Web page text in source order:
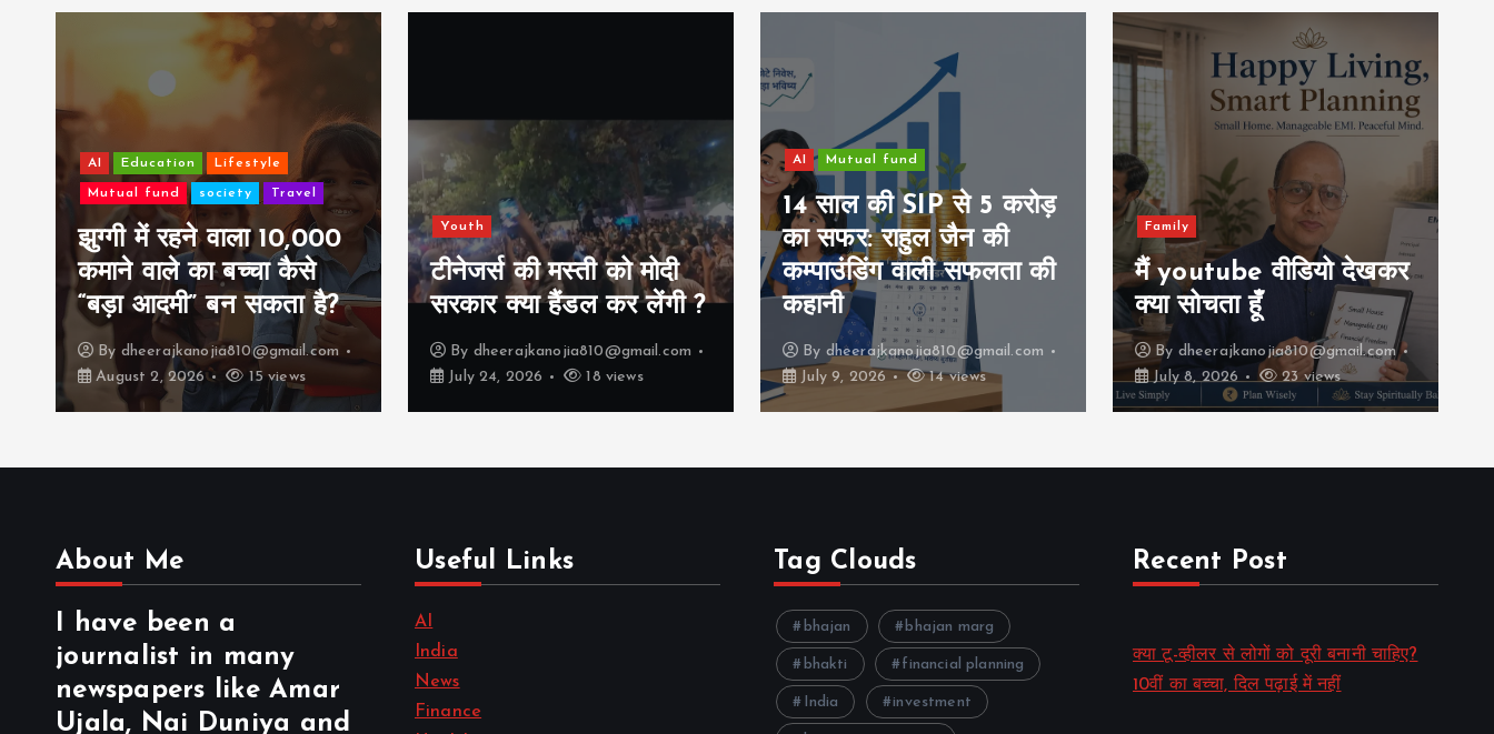
Youth
टीनेजर्स की मस्ती को मोदी
सरकार क्या हैंडल कर लेंगी ?
By dheerajkanojia810@gmail.com
July 24, 2026
18 views
AI Mutual fund
14 साल की SIP से 5 करोड़
का सफर: राहुल जैन की
कम्पाउंडिंग वाली सफलता की
कहानी
By dheerajkanojia810@gmail.com
July 9, 2026
14 views
Family
मैं youtube वीडियो देखकर
क्या सोचता हूँ
By dheerajkanojia810@gmail.com
July 8, 2026
23 views
Transport
क्या टू-व्हीलर से लोगों को दूरी
बनानी चाहिए?
By dheerajkanojia810@gmail.com
August 3, 2026
3 views
About Me
I have been a
journalist in many
newspapers like Amar
Ujala, Nai Duniya and
Useful Links
AI
India
News
Finance
Tag Clouds
bhajan bhajan marg
bhakti financial planning
India investment
Recent Post
क्या टू-व्हीलर से लोगों को दूरी बनानी चाहिए?
10वीं का बच्चा, दिल पढ़ाई में नहीं